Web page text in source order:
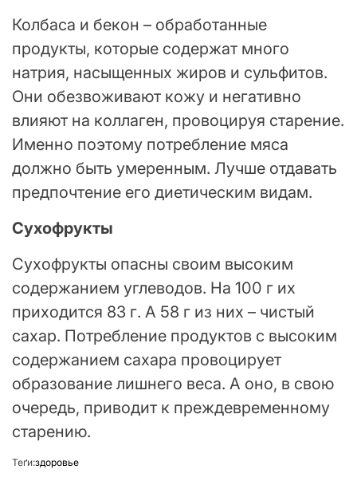
Колбаса и бекон – обработанные
продукты, которые содержат много
натрия, насыщенных жиров и сульфитов.
Они обезвоживают кожу и негативно
влияют на коллаген, провоцируя старение.
Именно поэтому потребление мяса
должно быть умеренным. Лучше отдавать
предпочтение его диетическим видам.
Сухофрукты
Сухофрукты опасны своим высоким
содержанием углеводов. На 100 г их
приходится 83 г. А 58 г из них – чистый
сахар. Потребление продуктов с высоким
содержанием сахара провоцирует
образование лишнего веса. А оно, в свою
очередь, приводит к преждевременному
старению.
Теґи:здоровье